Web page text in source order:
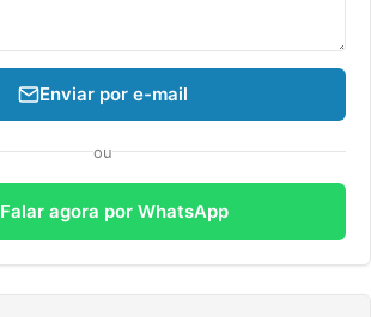
Enviar por e-mail
ou
Falar agora por WhatsApp